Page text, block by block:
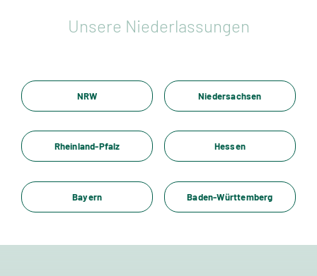
Unsere Niederlassungen
NRW Niedersachsen
Rheinland-Pfalz Hessen
Bayern Baden-Württemberg